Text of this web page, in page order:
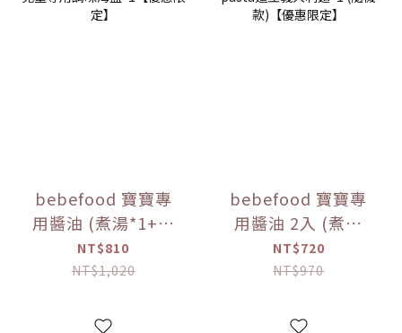
bebefood 寶寶專
用醬油 (煮湯*1+沾
用*1) + bebefood
兒童專用調味海鹽
NT$810
NT$1,020
bebefood 寶寶專
用醬油 2入 (煮湯
*1+沾用*1) +little
pasta造型義大利麵
限定】
NT$720
NT$970